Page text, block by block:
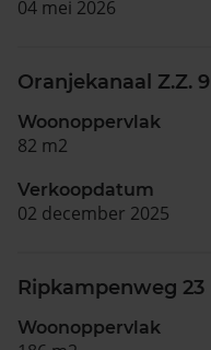
04 mei 2026
Oranjekanaal Z.Z. 9
Woonoppervlak
82 m2
Verkoopdatum
02 december 2025
Ripkampenweg 23
Woonoppervlak